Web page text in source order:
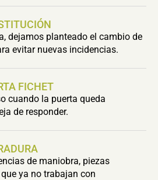
dejamos planteado el cambio de
evitar nuevas incidencias.
FICHET
cuando la puerta queda
de responder.
de maniobra, piezas
ya no trabajan con